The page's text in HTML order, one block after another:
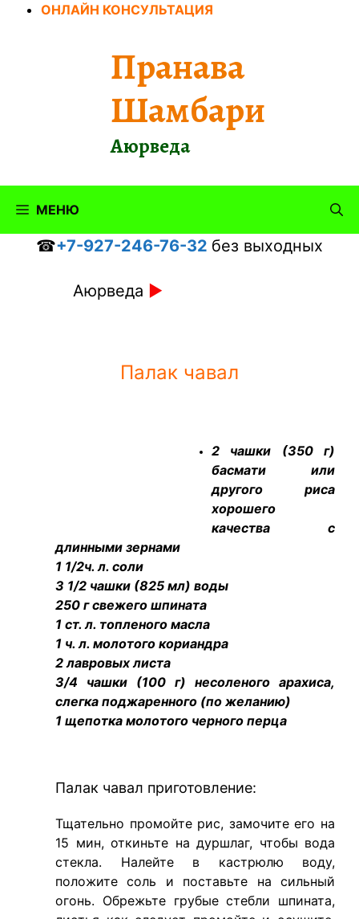
ПерейтиОНЛАЙН КОНСУЛЬТАЦИЯ
Пранава
Шамбари
Аюрведа
МЕНЮ
☎+7-927-246-76-32 без выходных
Аюрведа ►
Палак чавал
2 чашки (350 г)
басмати или
другого риса
хорошего
качества с
длинными зернами
1 1/2ч. л. соли
3 1/2 чашки (825 мл) воды
250 г свежего шпината
1 ст. л. топленого масла
1 ч. л. молотого кориандра
2 лавровых листа
3/4 чашки (100 г) несоленого арахиса,
слегка поджаренного (по желанию)
1 щепотка молотого черного перца
Палак чавал приготовление:
Тщательно промойте рис, замочите его на
15 мин, откиньте на дуршлаг, чтобы вода
стекла. Налейте в кастрюлю воду,
положите соль и поставьте на сильный
огонь. Обрежьте грубые стебли шпината,